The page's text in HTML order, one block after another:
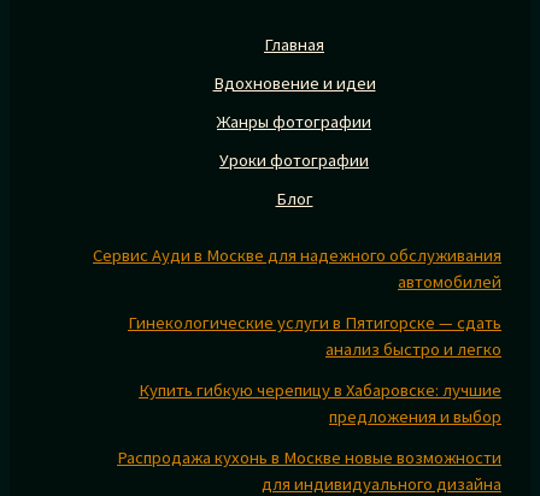
Главная
Вдохновение и идеи
Жанры фотографии
Уроки фотографии
Блог
Сервис Ауди в Москве для надежного обслуживания
автомобилей
Гинекологические услуги в Пятигорске — сдать
анализ быстро и легко
Купить гибкую черепицу в Хабаровске: лучшие
предложения и выбор
Распродажа кухонь в Москве новые возможности
для индивидуального дизайна